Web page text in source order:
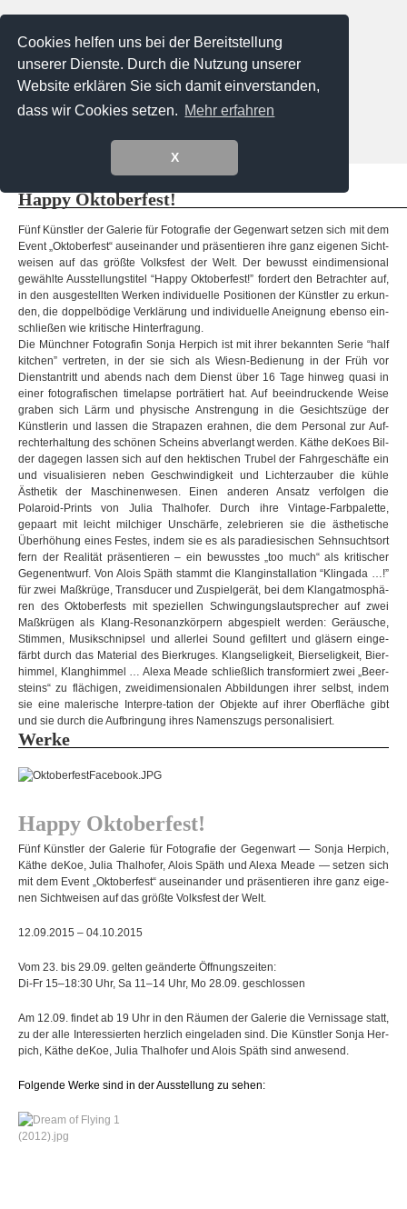
Cookies helfen uns bei der Bereitstellung
unserer Dienste. Durch die Nutzung unserer
Website erklären Sie sich damit einverstanden,
dass wir Cookies setzen. Mehr erfahren
X
Ausstellungen Galerie Externe Ausstellungen
Künstler
Vero Bielinski Tadao Cern
Käthe deKoe
Verena Frensch
Diemut von Funck
Eva Gantar
Loreen Hinz Josef Karl
Giuseppe Lo Schiavo Alexa Meade
Valentina Murabito Platux
Steffi Pusch
Ugo Ricciardi
Stefan Schumacher
Peter Untermaierhofer Korbinian Vogt
Sebastian Weise Magdalena Wosinska
Laura Zalenga
Close
Shop KunstraumLOT Kontakt
Werke
Happy Okto­ber­fest!
Fünf Künst­ler der Gale­rie für Foto­gra­fie der Gegen­wart — Sonja Her­pich,
Käthe deKoe, Julia Thal­ho­fer, Alois Späth und Alexa Meade — set­zen sich
mit dem Event „Okto­ber­fest“ aus­ein­an­der und prä­sen­tie­ren ihre ganz eige­
nen Sicht­wei­sen auf das größte Volks­fest der Welt.
12.09.2015 – 04.10.2015
Vom 23. bis 29.09. gel­ten geän­derte Öff­nungs­zei­ten:
Di-Fr 15–18:30 Uhr, Sa 11–14 Uhr, Mo 28.09. geschlossen
Am 12.09. fin­det ab 19 Uhr in den Räu­men der Gale­rie die Ver­nis­sage statt,
zu der alle Inter­es­sier­ten herz­lich ein­ge­la­den sind. Die Künst­le­r Sonja Her­
pich, Käthe deKoe, Julia Thal­ho­fer und Alois Späth sind anwesend.
Fol­gende Werke sind in der Aus­stel­lung zu sehen:
Happy Okto­ber­fest!
Fünf Künst­ler der Gale­rie für Foto­gra­fie der Gegen­wart set­zen sich mit dem
Event „Okto­ber­fest“ aus­ein­an­der und prä­sen­tie­ren ihre ganz eige­nen Sicht­
wei­sen auf das größte Volks­fest der Welt. Der bewusst ein­di­men­sio­nal
gewählte Aus­stel­lungs­ti­tel “Happy Okto­ber­fest!” for­dert den Betrach­ter auf,
in den aus­ge­stell­ten Wer­ken indi­vi­du­elle Posi­tio­nen der Künst­ler zu erkun­
den, die dop­pel­bö­dige Ver­klä­rung und indi­vi­du­elle Aneig­nung ebenso ein­
schlie­ßen wie kri­ti­sche Hin­ter­fra­gung.
Die Münch­ner Foto­gra­fin Sonja Her­pich ist mit ihrer bekann­ten Serie “half
kit­chen” ver­tre­ten, in der sie sich als Wiesn-Bedienung in der Früh vor
Dienst­an­tritt und abends nach dem Dienst über 16 Tage hin­weg quasi in
einer foto­gra­fi­schen time­l­apse por­trä­tiert hat. Auf beein­dru­ckende Weise
gra­ben sich Lärm und phy­si­sche Anstren­gung in die Gesichts­züge der
Künst­le­rin und las­sen die Stra­pa­zen erah­nen, die dem Per­so­nal zur Auf­
recht­er­hal­tung des schö­nen Scheins abver­langt wer­den. Käthe deKoes Bil­
der dage­gen las­sen sich auf den hek­ti­schen Tru­bel der Fahr­ge­schäfte ein
und visua­li­sie­ren neben Geschwin­dig­keit und Licht­er­zau­ber die kühle
Ästhe­tik der Maschi­nen­we­sen. Einen ande­ren Ansatz ver­fol­gen die
Polaroid-Prints von Julia Thal­ho­fer. Durch ihre Vintage-Farbpalette,
gepaart mit leicht mil­chi­ger Unschärfe, zele­brie­ren sie die ästhe­ti­sche
Über­hö­hung eines Fes­tes, indem sie es als para­die­si­schen Sehn­suchts­ort
fern der Rea­li­tät prä­sen­tie­ren – ein bewuss­tes „too much“ als kri­ti­scher
Gegen­ent­wurf. Von Alois Späth stammt die Klang­in­stal­la­tion “Kling­ada …!”
für zwei Maß­krüge, Trans­du­cer und Zuspiel­ge­rät, bei dem Klang­at­mo­sphä­
ren des Okto­ber­fests mit spe­zi­el­len Schwin­gungs­laut­spre­cher auf zwei
Maß­krü­gen als Klang-Resonanzkörpern abge­spielt wer­den: Geräu­sche,
Stim­men, Musik­schnip­sel und aller­lei Sound gefil­tert und glä­sern ein­ge­
färbt durch das Mate­rial des Bier­kru­ges. Klang­se­lig­keit, Bier­se­lig­keit, Bier­
him­mel, Klang­him­mel … Alexa Meade schließ­lich trans­for­miert zwei „Beer­
steins“ zu flä­chi­gen, zwei­di­men­sio­na­len Abbil­dun­gen ihrer selbst, indem
sie eine male­ri­sche Interpre-tation der Objekte auf ihrer Ober­flä­che gibt
und sie durch die Auf­brin­gung ihres Namens­zugs per­so­na­li­siert.